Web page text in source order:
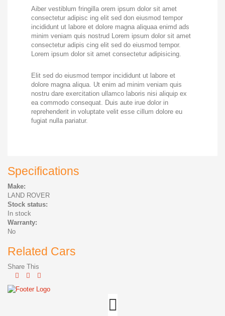
Aiber vestiblum fringilla orem ipsum dolor sit amet
consectetur adipisc ing elit sed don eiusmod tempor
incididunt ut labore et dolore magna aliquaa enimd ads
minim veniam quis nostrud Lorem ipsum dolor sit amet
consectetur adipis cing elit sed do eiusmod tempor.
Lorem ipsum dolor sit amet consectetur adipisicing.
Elit sed do eiusmod tempor incididunt ut labore et
dolore magna aliqua. Ut enim ad minim veniam quis
nostru dare exercitation ullamco laboris nisi aliquip ex
ea commodo consequat. Duis aute irue dolor in
reprehenderit in voluptate velit esse cillum dolore eu
fugiat nulla pariatur.
Specifications
Make:
LAND ROVER
Stock status:
In stock
Warranty:
No
Related Cars
Share This